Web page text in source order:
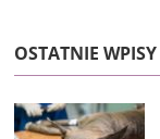
OSTATNIE WPISY